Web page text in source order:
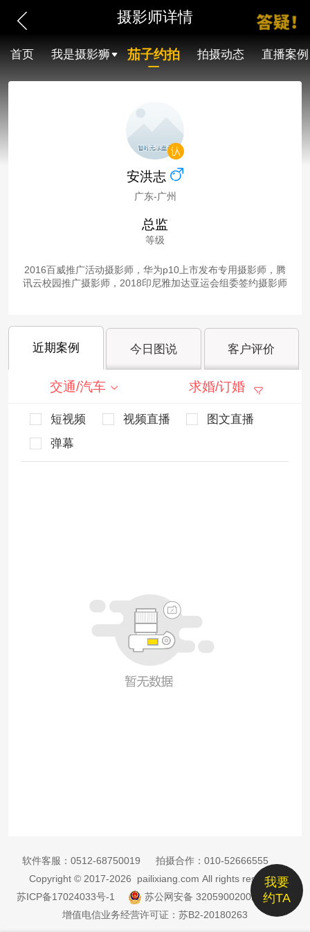
摄影师详情
首页 我是摄影狮 茄子约拍 拍摄动态 直播案例
安洪志
广东-广州
总监
等级
2016百威推广活动摄影师，华为p10上市发布专用摄影师，腾
讯云校园推广摄影师，2018印尼雅加达亚运会组委签约摄影师
近期案例 今日图说 客户评价
交通/汽车 求婚/订婚
短视频 视频直播
图文直播
弹幕
我要
约TA
软件客服： 0512-68750019 拍摄合作： 010-52666555
Copyright © 2017-2026 pailixiang.com All rights reserved
苏ICP备17024033号-1
苏公网安备 32059002002885号
增值电信业务经营许可证：苏B2-20180263